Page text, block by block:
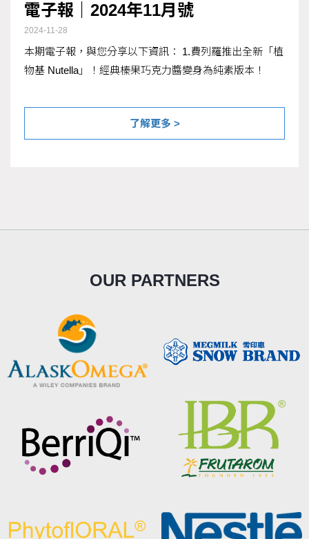
電子報｜2024年11月號
2024-11-28
本期電子報，與您分享以下資訊： 1.費列羅推出全新「植
物基 Nutella」！經典榛果巧克力醬變身為純素版本！
了解更多 >
OUR PARTNERS